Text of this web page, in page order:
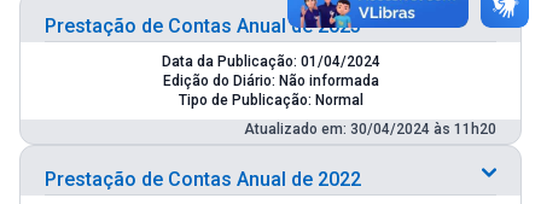
Prestação de Contas Anual de 2023
Data da Publicação: 01/04/2024
Edição do Diário: Não informada
Tipo de Publicação: Normal
Atualizado em: 30/04/2024 às 11h20
Prestação de Contas Anual de 2022